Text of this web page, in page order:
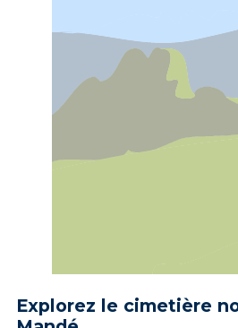
Explorez le cimetière